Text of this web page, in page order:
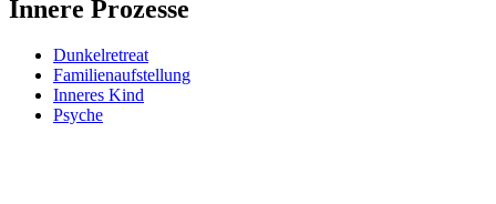
Innere Prozesse
Dunkelretreat
Familienaufstellung
Inneres Kind
Psyche